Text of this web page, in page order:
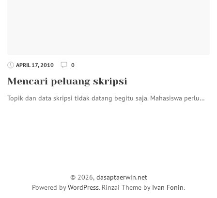
APRIL 17, 2010 0
Mencari peluang skripsi
Topik dan data skripsi tidak datang begitu saja. Mahasiswa perlu…
© 2026, dasaptaerwin.net
Powered byWordPress. Rinzai Theme by Ivan Fonin.